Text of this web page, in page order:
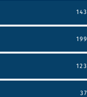
143
199
123
37